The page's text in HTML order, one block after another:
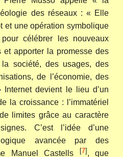
des réseaux : « Elle
et une opération symbolique
célébrer les nouveaux
et apporter la promesse des
la société, des usages, des
de l’économie, des
Internet devient le lieu d’un
la croissance : l’immatériel
limites grâce au caractère
C’est l’idée d’une
avancée par des
Manuel Castells [7], que